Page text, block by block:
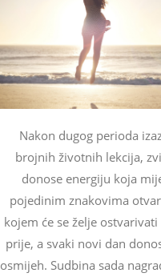
Nakon dugog perioda
brojnih životnih lekcija,
donose energiju koja
pojedinim znakovima
kojem će se želje
prije, a svaki novi dan
osmijeh. Sudbina sada